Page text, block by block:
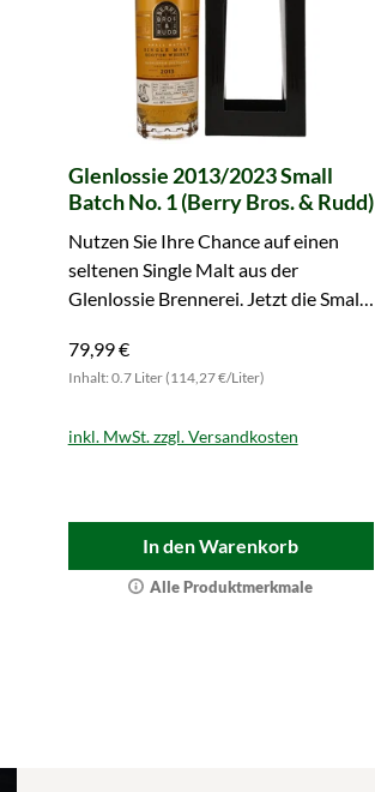
Glenlossie 2013/2023 Small
Batch No. 1 (Berry Bros. & Rudd)
Nutzen Sie Ihre Chance auf einen
seltenen Single Malt aus der
Glenlossie Brennerei. Jetzt die Small
79,99 €
Inhalt: 0.7 Liter (114,27 €/Liter)
inkl. MwSt. zzgl. Versandkosten
In den Warenkorb
Alle Produktmerkmale